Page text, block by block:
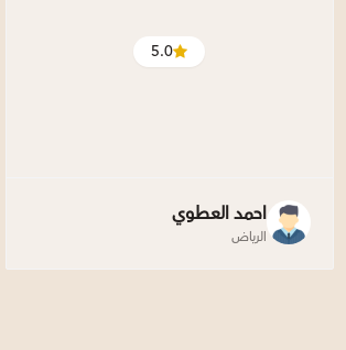
5.0
احمد العطوي
الرياض